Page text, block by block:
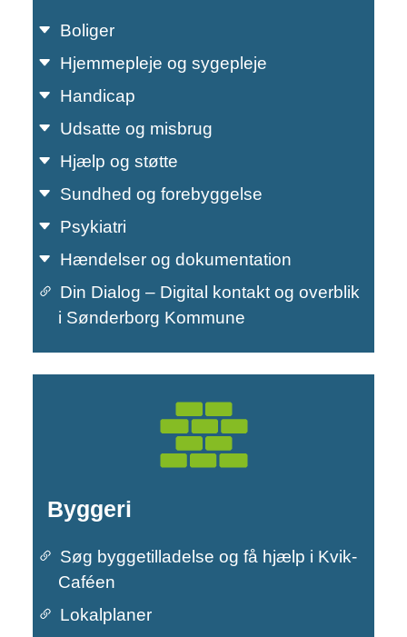
Primær navigation
Boliger
Hjemmepleje og sygepleje
Handicap
Udsatte og misbrug
Hjælp og støtte
Sundhed og forebyggelse
Psykiatri
Hændelser og dokumentation
Din Dialog – Digital kontakt og overblik
i Sønderborg Kommune
Byggeri
Søg byggetilladelse og få hjælp i Kvik-
Caféen
Lokalplaner